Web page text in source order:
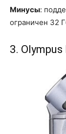
Минусы:
ограничен 32
3. Olympus